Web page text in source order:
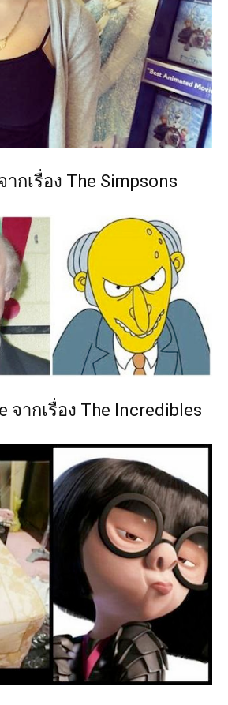
ากเรื่อง The Simpsons
จากเรื่อง The Incredibles